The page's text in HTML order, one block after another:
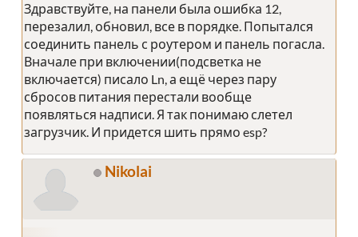
Здравствуйте, на панели была ошибка 12,
перезалил, обновил, все в порядке. Попытался
соединить панель с роутером и панель погасла.
Вначале при включении(подсветка не
включается) писало Ln, а ещё через пару
сбросов питания перестали вообще
появляться надписи. Я так понимаю слетел
загрузчик. И придется шить прямо esp?
Nikolai